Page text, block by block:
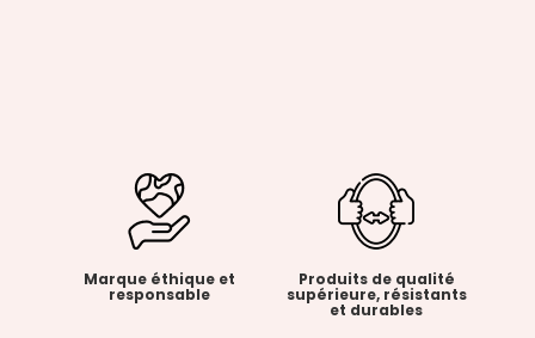
Marque éthique et
responsable
Produits de qualité
supérieure, résistants
et durables